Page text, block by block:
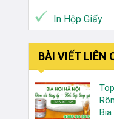
In Hộp Giấy
BÀI VIẾT LIÊN